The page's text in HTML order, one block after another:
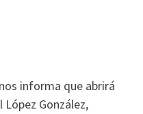
informa que abrirá
López González,